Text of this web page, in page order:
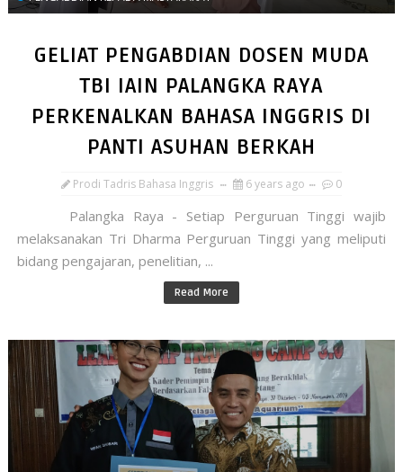
GELIAT PENGABDIAN DOSEN MUDA
TBI IAIN PALANGKA RAYA
PERKENALKAN BAHASA INGGRIS DI
PANTI ASUHAN BERKAH
Prodi Tadris Bahasa Inggris 6 years ago 0
Palangka Raya - Setiap Perguruan Tinggi wajib
melaksanakan Tri Dharma Perguruan Tinggi yang meliputi
bidang pengajaran, penelitian, ...
Read More